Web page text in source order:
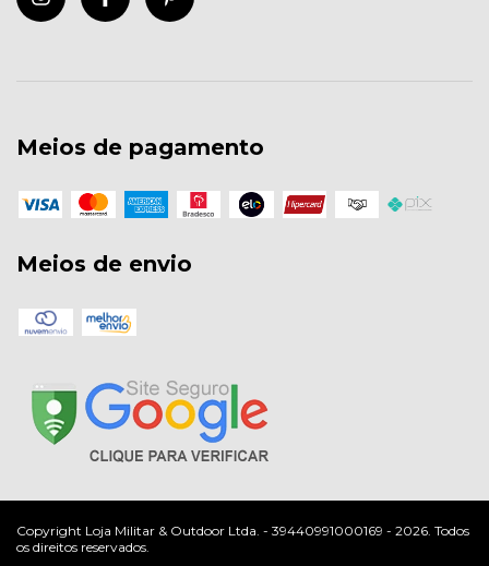
Meios de pagamento
Meios de envio
Copyright Loja Militar & Outdoor Ltda. - 39440991000169 - 2026. Todos
os direitos reservados.